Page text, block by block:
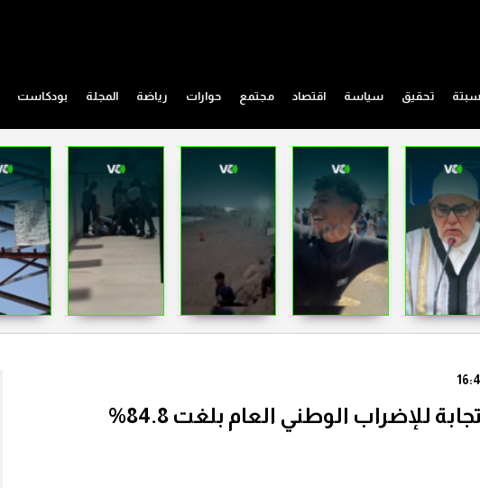
سبتة تحقيق سياسة اقتصاد مجتمع حوارات رياضة المجلة بودكاست
للإضراب الوطني العام بلغت 84.8%